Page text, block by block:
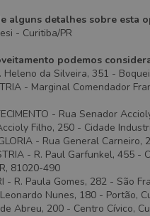
alguns detalhes sobre esta
- Curitiba/PR
podemos
Heleno da Silveira, 351 -
- Marginal Comendador
- Rua Senador
Filho, 250 - Cidade
- Rua General
- R. Paul Garfunkel, 455
81020-490
- R. Paula Gomes, 282 - São
Nunes, 180 - Portão,
Abreu, 200 - Centro Cívico,